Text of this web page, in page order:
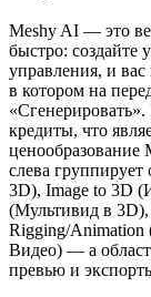
Meshy AI — это
быстро: создайте
управления, и
в котором на
кредиты, что
ценообразование
слева
3D), Image to 3D
(Мультивид в 3D),
Rigging/
Видео) — а
превью и